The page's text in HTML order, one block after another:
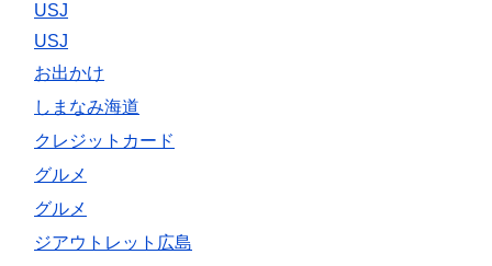
USJ
USJ
お出かけ
しまなみ海道
クレジットカード
グルメ
グルメ
ジアウトレット広島